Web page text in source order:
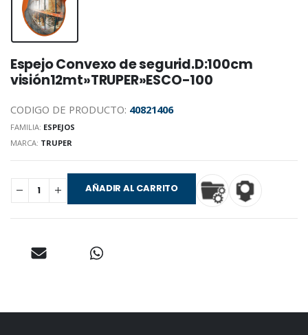
Espejo Convexo de segurid.D:100cm
visión12mt»TRUPER»ESCO-100
CODIGO DE PRODUCTO: 40821406
FAMILIA: ESPEJOS
MARCA: TRUPER
AÑADIR AL CARRITO